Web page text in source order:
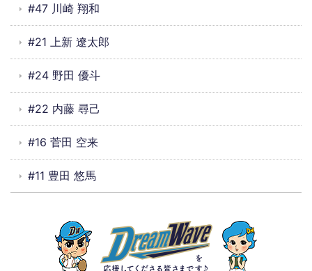
#47 川崎 翔和
#21 上新 遼太郎
#24 野田 優斗
#22 内藤 尋己
#16 菅田 空来
#11 豊田 悠馬